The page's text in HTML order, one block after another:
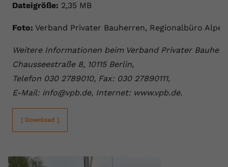
Dateigröße: 2,35 MB
Foto: Verband Privater Bauherren, Regionalbüro
Weitere Informationen beim Verband Privater
Chausseestraße 8, 10115 Berlin,
Telefon 030 2789010, Fax: 030 27890111,
E-Mail: info@vpb.de, Internet: www.vpb.de.
[ Download ]